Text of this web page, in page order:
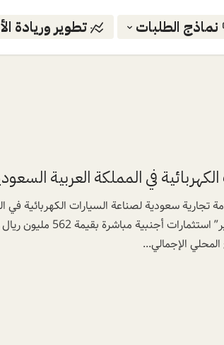
نماذج الطلبات تطوير وريادة
في المملكة العربية
تجارية سعودية لصناعة السيارات الكهربائية في
السعودية ومن المتوقع أن تجذب “سير”
الإجمالي...